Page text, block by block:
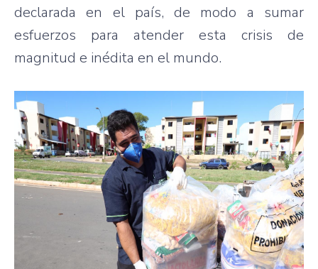
declarada en el país, de modo a sumar
esfuerzos para atender esta crisis de
magnitud e inédita en el mundo.